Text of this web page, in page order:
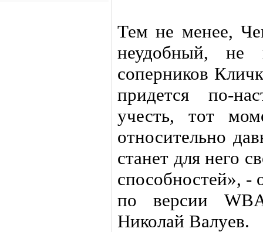
Тем не менее,
неудобный, не
соперников
придется по-
учесть, тот
относительно
станет для него
способностей», -
по версии
Николай Валуев.